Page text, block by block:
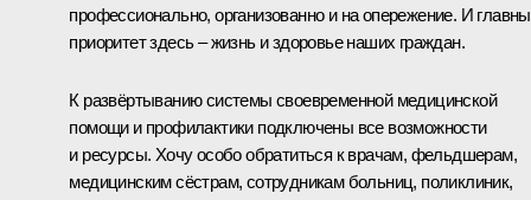
профессионально, организованно и на опережение. И
приоритет здесь – жизнь и здоровье наших граждан.
К развёртыванию системы своевременной медицинской
помощи и профилактики подключены все возможности
и ресурсы. Хочу особо обратиться к врачам, фельдшерам,
медицинским сёстрам, сотрудникам больниц, поликлиник,